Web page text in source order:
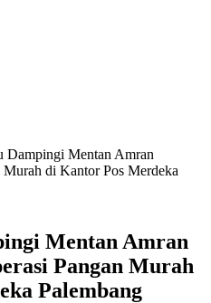
Dampingi Mentan Amran
di Kantor Pos Merdeka
Mentan Amran
Pangan Murah
Palembang